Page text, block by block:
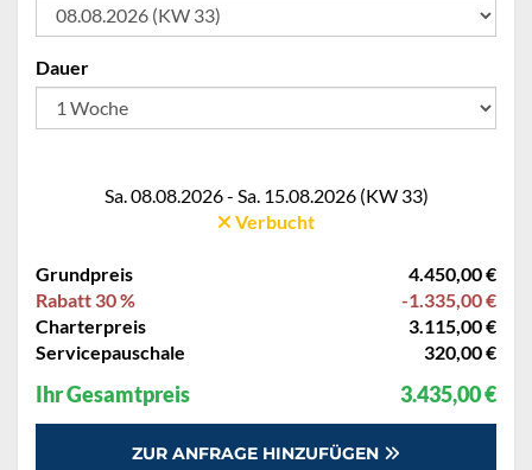
Dauer
Sa. 08.08.2026 - Sa. 15.08.2026 (KW 33)
Verbucht
Grundpreis
4.450,00 €
Rabatt 30 %
-1.335,00 €
Charterpreis
3.115,00 €
Servicepauschale
320,00 €
Ihr Gesamtpreis 3.435,00 €
ZUR ANFRAGE HINZUFÜGEN